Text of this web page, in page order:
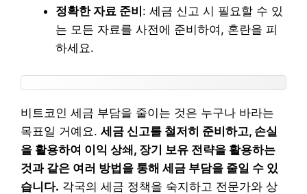
정확한 자료 준비 : 세금 신고 시 필요할 수 있
는 모든 자료를 사전에 준비하여, 혼란을 피
하세요.
비트코인 세금 부담을 줄이는 것은 누구나 바라는
목표일 거예요. 세금 신고를 철저히 준비하고, 손실
을 활용하여 이익 상쇄, 장기 보유 전략을 활용하는
것과 같은 여러 방법을 통해 세금 부담을 줄일 수 있
습니다. 각국의 세금 정책을 숙지하고 전문가와 상